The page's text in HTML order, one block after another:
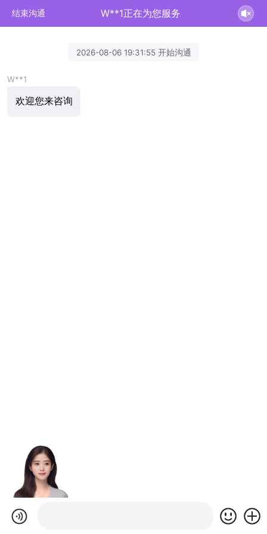
结束沟通 W**1正在为您服务
2026-08-06 19:31:55 开始沟通
W**1
欢迎您来咨询